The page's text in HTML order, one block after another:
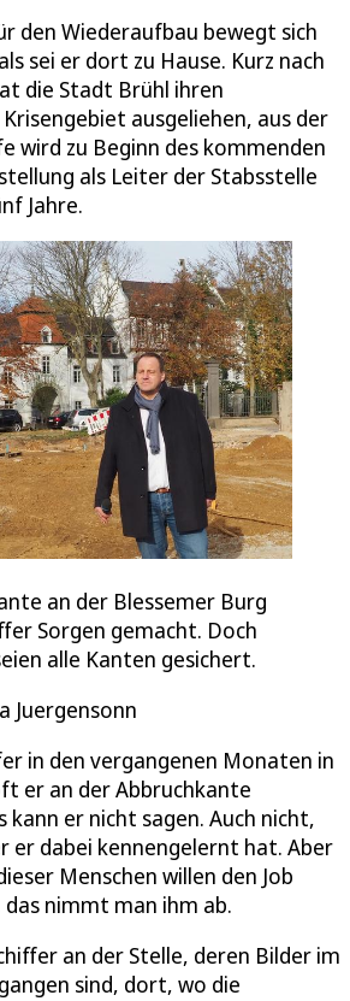
den Wiederaufbau bewegt sich
sei er dort zu Hause. Kurz nach
die Stadt Brühl ihren
ausgeliehen, aus der
wird zu Beginn des kommenden
als Leiter der Stabsstelle
Jahre.
an der Blessemer Burg
Sorgen gemacht. Doch
alle Kanten gesichert.
Juergensonn
in den vergangenen Monaten in
er an der Abbruchkante
kann er nicht sagen. Auch nicht,
er dabei kennengelernt hat. Aber
Menschen willen den Job
nimmt man ihm ab.
an der Stelle, deren Bilder im
sind, dort, wo die